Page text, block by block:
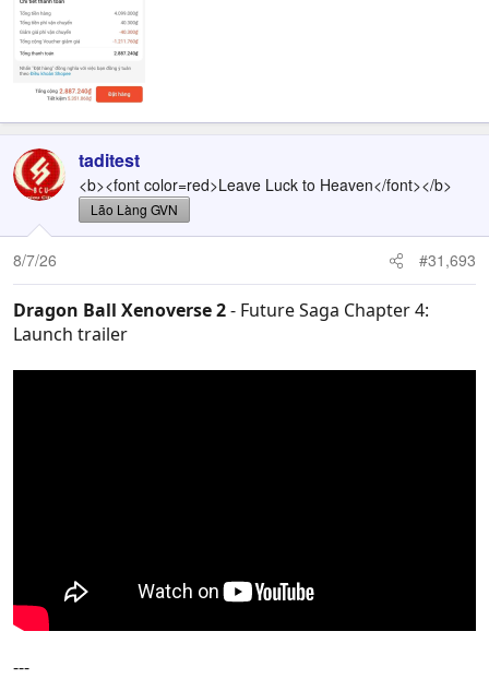
taditest
<b><font color=red>Leave Luck to Heaven</font></b>
Lão Làng GVN
8/7/26 #31,693
Dragon Ball Xenoverse 2- Future Saga Chapter 4:
Launch trailer
---